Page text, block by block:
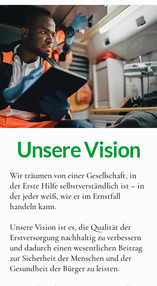
Unsere Vision
Wir träumen von einer Gesellschaft, in
der Erste Hilfe selbstverständlich ist – in
der jeder weiß, wie er im Ernstfall
handeln kann.
Unsere Vision ist es, die Qualität der
Erstversorgung nachhaltig zu verbessern
und dadurch einen wesentlichen Beitrag
zur Sicherheit der Menschen und der
Gesundheit der Bürger zu leisten.